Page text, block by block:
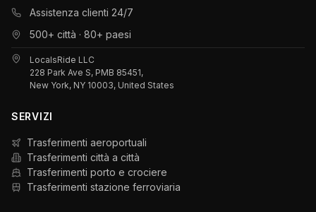
Assistenza clienti 24/7
500+ città · 80+ paesi
LocalsRide LLC
228 Park Ave S, PMB 85451,
New York, NY 10003, United States
SERVIZI
Trasferimenti aeroportuali
Trasferimenti città a città
Trasferimenti porto e crociere
Trasferimenti stazione ferroviaria